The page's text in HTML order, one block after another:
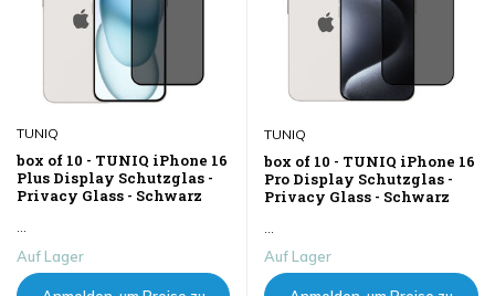
TUNIQ
box of 10 - TUNIQ iPhone 16
Plus Display Schutzglas -
Privacy Glass - Schwarz
...
Auf Lager
TUNIQ
box of 10 - TUNIQ iPhone 16
Pro Display Schutzglas -
Privacy Glass - Schwarz
...
Auf Lager